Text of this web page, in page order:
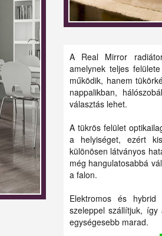
A Real Mirror
amelynek teljes
működik, hanem
nappalikban,
választás lehet.
A tükrös felület
a helyiséget, ezért
különösen látványos
még hangulatosabbá
a falon.
Elektromos és
szeleppel szállítjuk,
egységesebb marad.